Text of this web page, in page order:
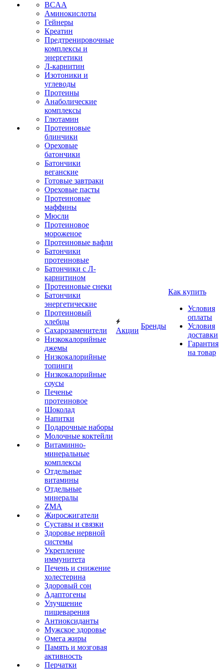
BCAA
Аминокислоты
Гейнеры
Креатин
Предтренировочные
комплексы и
энергетики
Л-карнитин
Изотоники и
углеводы
Протеины
Анаболические
комплексы
Глютамин
Протеиновые
блинчики
Ореховые
батончики
Батончики
веганские
Готовые завтраки
Ореховые пасты
Протеиновые
маффины
Мюсли
Протеиновое
мороженое
Протеиновые вафли
Батончики
протеиновые
Батончики с Л-
карнитином
Протеиновые снеки
Батончики
энергетические
Протеиновый
хлебцы
Сахарозаменители
Низкокалорийные
джемы
Низкокалорийные
топинги
Низкокалорийные
соусы
Печенье
протеиновое
Шоколад
Напитки
Подарочные наборы
Молочные коктейли
Витаминно-
минеральные
комплексы
Отдельные
витамины
Отдельные
минералы
ZMA
Жиросжигатели
Суставы и связки
Здоровье нервной
системы
Укрепление
иммунитета
Печень и снижение
холестерина
Здоровый сон
Адаптогены
Улучшение
пищеварения
Антиоксиданты
Мужское здоровье
Омега жиры
Память и мозговая
активность
Перчатки
Акции
Бренды
Как купить
Условия
оплаты
Условия
доставки
Гарантия
на товар